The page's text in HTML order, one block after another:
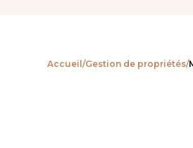
Accueil/Gestion de propriétés/